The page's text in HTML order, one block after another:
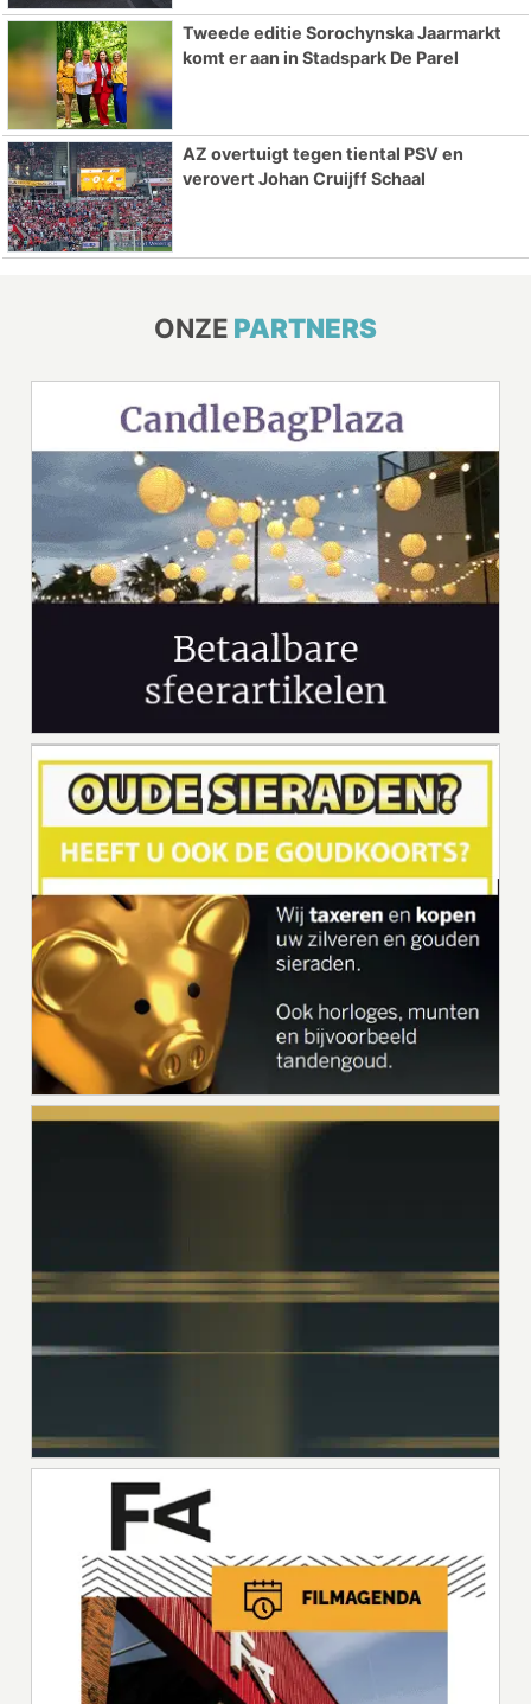
Tweede editie Sorochynska Jaarmarkt
komt er aan in Stadspark De Parel
AZ overtuigt tegen tiental PSV en
verovert Johan Cruijff Schaal
ONZE PARTNERS